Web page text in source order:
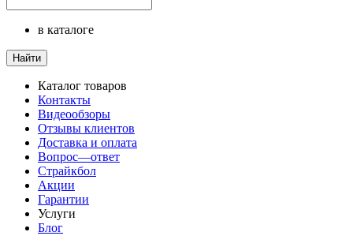
в каталоге
Найти
Каталог товаров
Контакты
Видеообзоры
Отзывы клиентов
Доставка и оплата
Вопрос—ответ
Страйкбол
Акции
Гарантии
Услуги
Блог